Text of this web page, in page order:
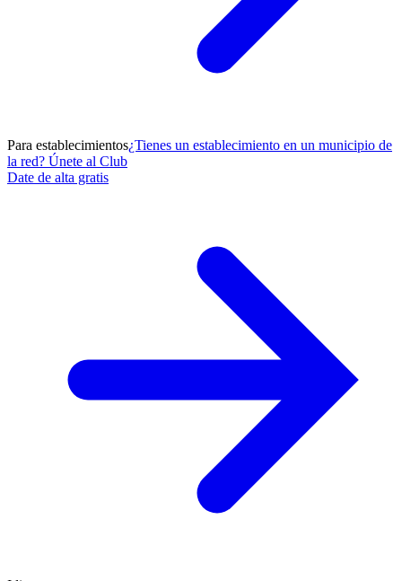
Para establecimientos¿Tienes un establecimiento en un municipio de
la red? Únete al Club
Date de alta gratis